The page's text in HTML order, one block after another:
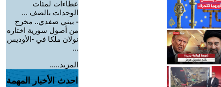
عطاءات لمئات
الوحدات بالضف ...
- بيني صفدي.. مخرج
من أصول سورية اختاره
نولان ملكا في -الأوديس
...
المزيد.....
احدث الأخبار المهمة